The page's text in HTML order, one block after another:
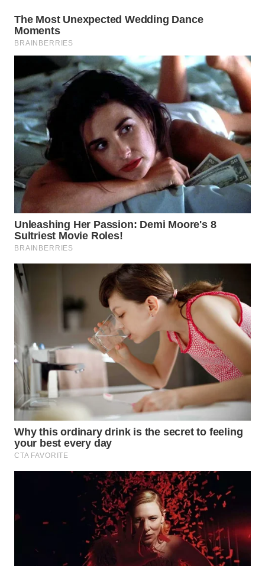
WN
BOROBUDUR
MADURA
WN
SURABAYA
WN
NATUNA
WN
MANDALIKA
LABUANBAJO
BORNEO
Media
Group
TANI
WAHANA